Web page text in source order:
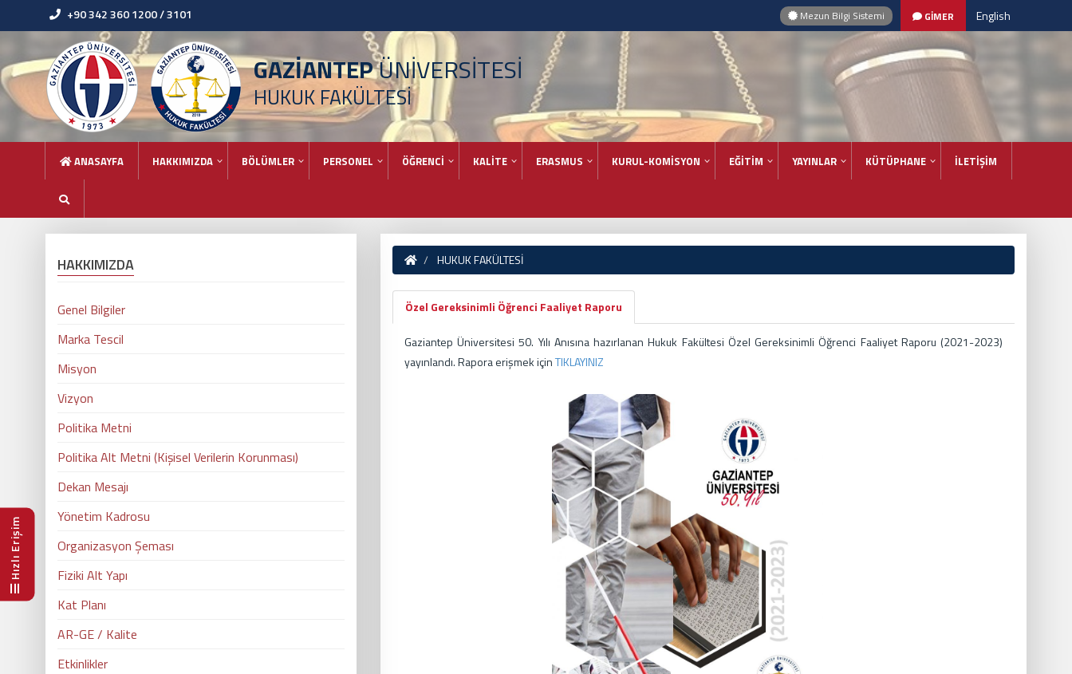
Hızlı Erişim
+90 342 360 1200 / 3101 Mezun Bilgi Sistemi GİMER English
GAZİANTEPÜNİVERSİTESİ
HUKUK FAKÜLTESİ
ANASAYFA HAKKIMIZDA BÖLÜMLER PERSONEL ÖĞRENCİ KALİTE ERASMUS KURUL-KOMİSYON EĞİTİM YAYINLAR KÜTÜPHANE İLETİŞİM
HUKUK FAKÜLTESİ
Özel Gereksinimli Öğrenci Faaliyet Raporu
Gaziantep Üniversitesi 50. Yılı Anısına hazırlanan Hukuk Fakültesi Özel Gereksinimli Öğrenci Faaliyet Raporu (2021-2023)
yayınlandı. Rapora erişmek içinTIKLAYINIZ
HAKKIMIZDA
Genel Bilgiler
Marka Tescil
Misyon
Vizyon
Politika Metni
Politika Alt Metni (Kişisel Verilerin Korunması)
Dekan Mesajı
Yönetim Kadrosu
Organizasyon Şeması
Fiziki Alt Yapı
Kat Planı
AR-GE / Kalite
Etkinlikler